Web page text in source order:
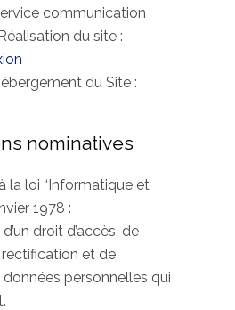
communication
du site :
du Site :
nominatives
la loi “Informatique et
1978 :
droit d’accès, de
et de
personnelles qui